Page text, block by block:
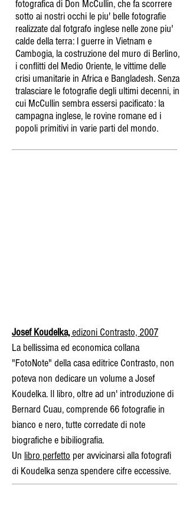
fotografica di Don McCullin, che fa scorrere
sotto ai nostri occhi le piu' belle fotografie
realizzate dal fotgrafo inglese nelle zone piu'
calde della terra: l guerre in Vietnam e
Cambogia, la costruzione del muro di Berlino,
i conflitti del Medio Oriente, le vittime delle
crisi umanitarie in Africa e Bangladesh. Senza
tralasciare le fotografie degli ultimi decenni, in
cui McCullin sembra essersi pacificato: la
campagna inglese, le rovine romane ed i
popoli primitivi in varie parti del mondo.
Josef Koudelka,edizoni Contrasto, 2007
La bellissima ed economica collana
"FotoNote" della casa editrice Contrasto, non
poteva non dedicare un volume a Josef
Koudelka. Il libro, oltre ad un' introduzione di
Bernard Cuau, comprende 66 fotografie in
bianco e nero, tutte corredate di note
biografiche e bibiliografia.
Un libro perfetto per avvicinarsi alla fotografi
di Koudelka senza spendere cifre eccessive.